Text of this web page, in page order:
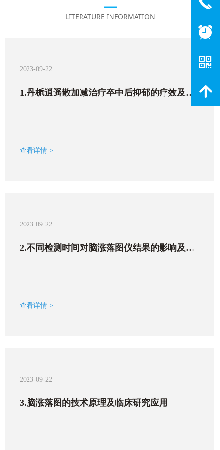
—
LITERATURE INFORMATION
2023-09-22
1.丹栀逍遥散加减治疗卒中后抑郁的疗效及作
查看详情 >
2023-09-22
2.不同检测时间对脑涨落图仪结果的影响及其
查看详情 >
2023-09-22
3.脑涨落图的技术原理及临床研究应用
끅
뀥
낃
녕